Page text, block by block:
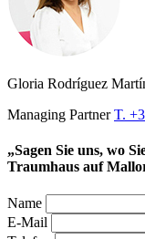
Gloria Rodríguez
Managing Partner T.
„Sagen Sie uns, wo
Traumhaus auf
Name
E-Mail